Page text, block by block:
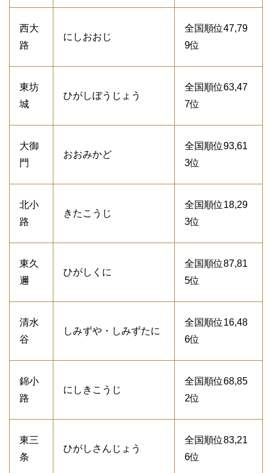
西大
路
にしおおじ
全国順位47,79
9位
東坊
城
ひがしぼうじょう
全国順位63,47
7位
大御
門
おおみかど
全国順位93,61
3位
北小
路
きたこうじ
全国順位18,29
3位
東久
邇
ひがしくに
全国順位87,81
5位
清水
谷
しみずや・しみずたに
全国順位16,48
6位
錦小
路
にしきこうじ
全国順位68,85
2位
東三
条
ひがしさんじょう
全国順位83,21
6位